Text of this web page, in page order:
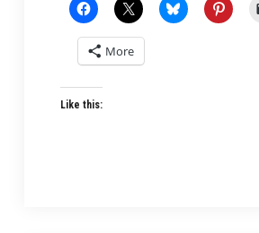
More
Like this: